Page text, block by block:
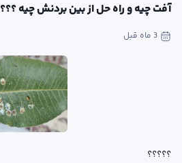
آفت چیه و راه حل از بین بردنش چیه ؟؟؟
3 ماه قبل
؟؟؟؟؟